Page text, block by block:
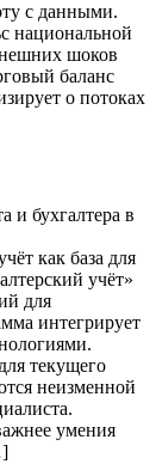
с данными.
национальной
шоков
баланс
о потоках
и бухгалтера в
как база для
учёт»
для
интегрирует
текущего
неизменной
умения